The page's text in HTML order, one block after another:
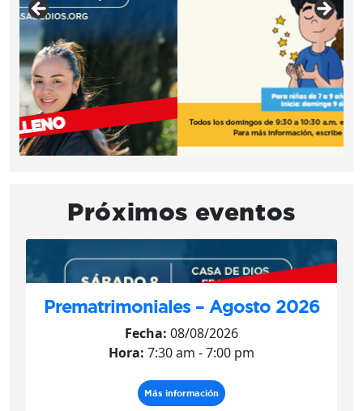
Próximos eventos
Prematrimoniales – Agosto 2026
Fecha: 08/08/2026
Hora: 7:30 am - 7:00 pm
Más información